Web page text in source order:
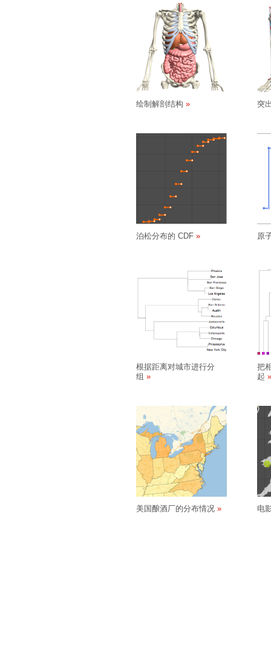
绘制解剖结构 突
泊松分布的 CDF 原
根据距离对城市进行分
组
把
起
美国酿酒厂的分布情况 电